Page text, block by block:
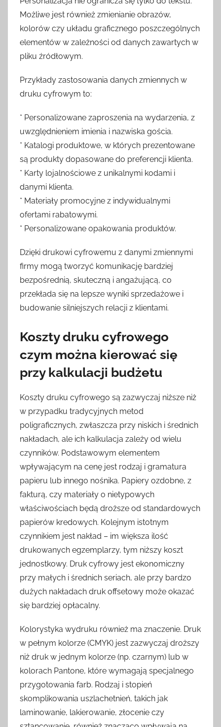
Możliwe jest również zmienianie obrazów,
kolorów czy układu graficznego poszczególnych
elementów w zależności od danych zawartych w
pliku źródłowym.
Przykłady zastosowania danych zmiennych w
druku cyfrowym to:
* Personalizowane zaproszenia na wydarzenia, z
uwzględnieniem imienia i nazwiska gościa.
* Katalogi produktowe, w których prezentowane
są produkty dopasowane do preferencji klienta.
* Karty lojalnościowe z unikalnymi kodami i
danymi klienta.
* Materiały promocyjne z indywidualnymi
ofertami rabatowymi.
* Personalizowane opakowania produktów.
Dzięki drukowi cyfrowemu z danymi zmiennymi
firmy mogą tworzyć komunikację bardziej
bezpośrednią, skuteczną i angażującą, co
przekłada się na lepsze wyniki sprzedażowe i
budowanie silniejszych relacji z klientami.
Koszty druku cyfrowego
czym można kierować się
przy kalkulacji budżetu
Koszty druku cyfrowego są zazwyczaj niższe niż
w przypadku tradycyjnych metod
poligraficznych, zwłaszcza przy niskich i średnich
nakładach, ale ich kalkulacja zależy od wielu
czynników. Podstawowym elementem
wpływającym na cenę jest rodzaj i gramatura
papieru lub innego nośnika. Papiery ozdobne, z
fakturą, czy materiały o nietypowych
właściwościach będą droższe od standardowych
papierów kredowych. Kolejnym istotnym
czynnikiem jest nakład – im większa ilość
drukowanych egzemplarzy, tym niższy koszt
jednostkowy. Druk cyfrowy jest ekonomiczny
przy małych i średnich seriach, ale przy bardzo
dużych nakładach druk offsetowy może okazać
się bardziej opłacalny.
Kolorystyka wydruku również ma znaczenie. Druk
w pełnym kolorze (CMYK) jest zazwyczaj droższy
niż druk w jednym kolorze (np. czarnym) lub w
kolorach Pantone, które wymagają specjalnego
przygotowania farb. Rodzaj i stopień
skomplikowania uszlachetnień, takich jak
laminowanie, lakierowanie, złocenie czy